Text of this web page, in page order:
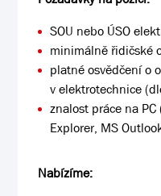
SOU nebo ÚSO
minimálně řidičské
platné osvědčení o
v elektrotechnice
znalost práce na
Explorer, MS
Nabízíme: